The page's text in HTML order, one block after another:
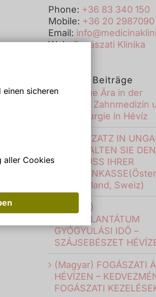
sicheren
aller Cookies
Phone: +36 83 340 150
Mobile: +36 20 2987090
Email:
Web:Fogászati Klinika
Neueste Beiträge
Eine neue Ära in der
digitalen Zahnmedizin
Oralchirurgie in Hévíz
ZAHNERZATZ IN
SO ERHALTEN SIE DEN
ZUSCHUSS IHRER
Deutschland, Sweiz)
(Magyar)
FOGIMPLANTÁTUM
GYÓGYULÁSI IDŐ –
SZÁJSEBÉSZET
(Magyar) FOGÁSZATI
HÉVÍZEN –
FOGÁSZATI